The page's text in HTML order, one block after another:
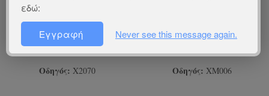
Χειροποίητη Μπλούζα Plus
Οδηγός: Χ2070 Οδηγός: ΧΜ006
εδώ:
Εγγραφή Never see this message again.